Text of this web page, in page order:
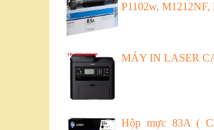
P1102w, M1212NF,
MÁY IN LASER
Hộp mực 83A (